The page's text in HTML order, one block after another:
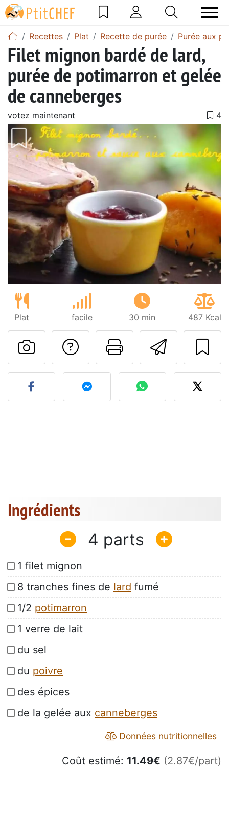
Recettes Plat Recette de purée Purée aux
Filet mignon bardé de lard,
purée de potimarron et gelée
de canneberges
votez maintenant
Plat facile 30 min 487 Kcal
Imprimer
Poser une
Publier votre photo de
Ingrédients
4
1 filet mignon
8 tranches fines de lard fumé
1/2 potimarron
1 verre de lait
du sel
du poivre
des épices
de la gelée aux canneberges
Données nutritionnelles
Coût estimé: 11.49€ (2.87€/part)